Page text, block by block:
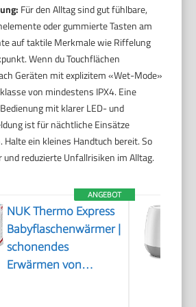
Für den Alltag sind gut fühlbare,
oder gummierte Tasten am
auf taktile Merkmale wie Riffelung
Wenn du Touchflächen
Geräten mit explizitem «Wet-Mode»
von mindestens IPX4. Eine
mit klarer LED- und
ist für nächtliche Einsätze
Halte ein kleines Handtuch bereit. So
reduzierte Unfallrisiken im Alltag.
ANGEBOT
NUK Thermo Express
Babyflaschenwärmer |
schonendes
Erwärmen von